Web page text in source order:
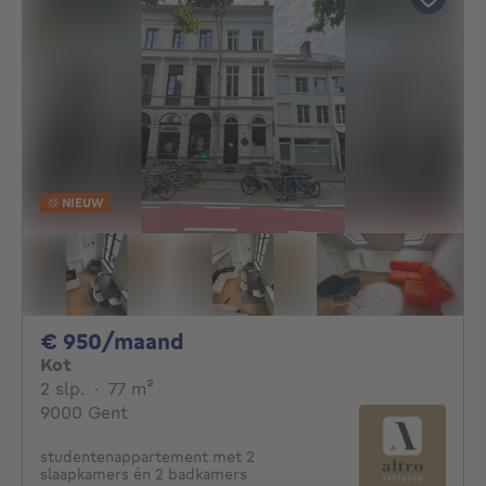
NIEUW
€ 950/maand
Kot
2 slp. 2 slaapkamers
· 77 m²
9000 Gent
studentenappartement met 2
slaapkamers én 2 badkamers